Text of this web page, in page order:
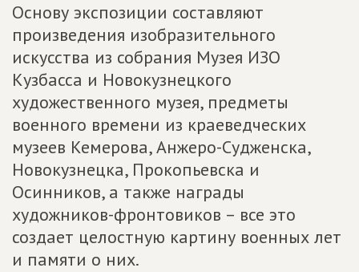
Основу экспозиции составляют
произведения изобразительного
искусства из собрания Музея ИЗО
Кузбасса и Новокузнецкого
художественного музея, предметы
военного времени из краеведческих
музеев Кемерова, Анжеро-Судженска,
Новокузнецка, Прокопьевска и
Осинников, а также награды
художников-фронтовиков – все это
создает целостную картину военных лет
и памяти о них.